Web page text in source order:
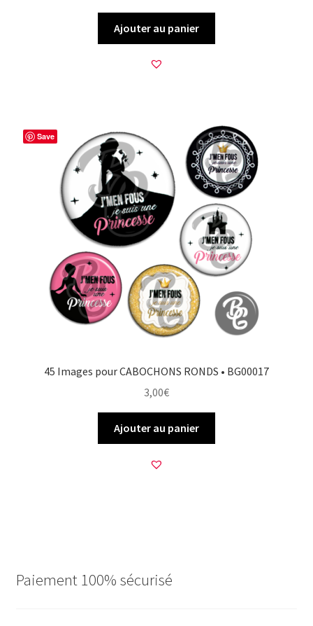
Ajouter au panier
Save
45 Images pour CABOCHONS RONDS • BG00017
3,00€
Ajouter au panier
Paiement 100% sécurisé